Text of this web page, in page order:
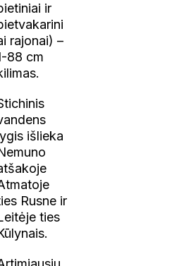
ir
rajonai) –
88 cm
išlieka
Rusne ir
ties